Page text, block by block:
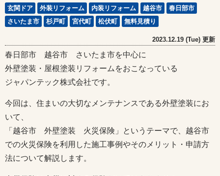
玄関ドア 外装リフォーム 内装リフォーム 越谷市
春日部市
さいたま市
杉戸町 宮代町 松伏町 無料見積り
2023.12.19 (Tue) 更新
春日部市 越谷市 さいたま市を中心に
外壁塗装・屋根塗装リフォームをおこなっている
ジャパンテック株式会社です。
今回は、住まいの大切なメンテナンスである外壁塗装にお
いて、
「越谷市 外壁塗装 火災保険」というテーマで、越谷市
での火災保険を利用した施工事例やそのメリット・申請方
法について解説します。